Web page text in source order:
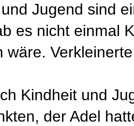
Jugend sind
es nicht einmal
wäre.
Kindheit und
der Adel